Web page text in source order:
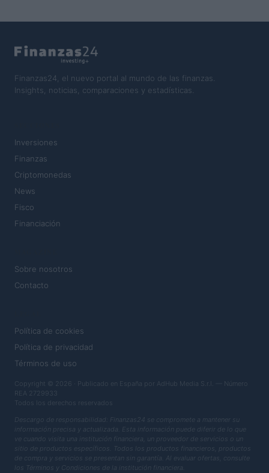
Finanzas24, el nuevo portal al mundo de las finanzas.
Insights, noticias, comparaciones y estadísticas.
Inversiones
Finanzas
Criptomonedas
News
Fisco
Financiación
Sobre nosotros
Contacto
Política de cookies
Política de privacidad
Términos de uso
Copyright © 2026 · Publicado en España por AdHub Media S.r.l. — Número
REA 2729933
Todos los derechos reservados
Descargo de responsabilidad: Finanzas24 se compromete a mantener su
información precisa y actualizada. Esta información puede diferir de lo que
ve cuando visita una institución financiera, un proveedor de servicios o un
sitio de productos específicos. Todos los productos financieros, productos
de compra y servicios se presentan sin garantía. Al evaluar ofertas, consulte
los Términos y Condiciones de la institución financiera.